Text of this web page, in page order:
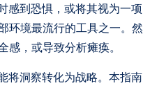
感到恐惧，或将其视为一项
环境最流行的工具之一。然
，或导致分析瘫痪。
将洞察转化为战略。本指南